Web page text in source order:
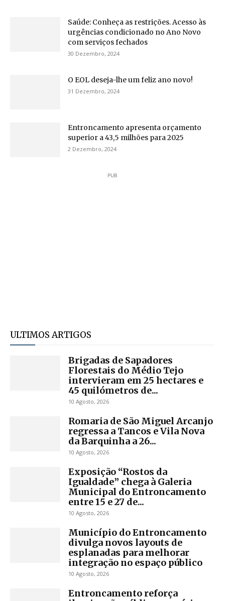
Saúde: Conheça as restrições. Acesso às
urgências condicionado no Ano Novo
com serviços fechados
30 Dezembro, 2024
O EOL deseja-lhe um feliz ano novo!
31 Dezembro, 2024
Entroncamento apresenta orçamento
superior a 43,5 milhões para 2025
2 Dezembro, 2024
PUB
ULTIMOS ARTIGOS
Brigadas de Sapadores
Florestais do Médio Tejo
intervieram em 25 hectares e
45 quilómetros de...
10 Agosto, 2026
Romaria de São Miguel Arcanjo
regressa a Tancos e Vila Nova
da Barquinha a 26...
10 Agosto, 2026
Exposição “Rostos da
Igualdade” chega à Galeria
Municipal do Entroncamento
entre 15 e 27 de...
10 Agosto, 2026
Município do Entroncamento
divulga novos layouts de
esplanadas para melhorar
integração no espaço público
10 Agosto, 2026
Entroncamento reforça